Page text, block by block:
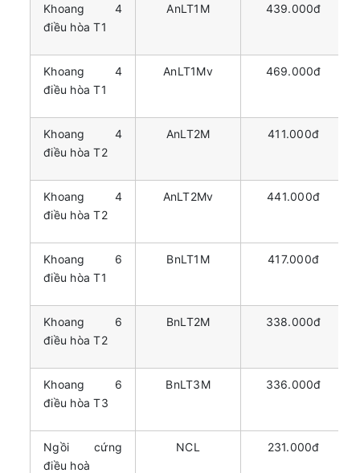
Khoang 4
điều hòa T1
AnLT1M 439.000đ
Khoang 4
điều hòa T1
AnLT1Mv 469.000đ
Khoang 4
điều hòa T2
AnLT2M 411.000đ
Khoang 4
điều hòa T2
AnLT2Mv 441.000đ
Khoang 6
điều hòa T1
BnLT1M 417.000đ
Khoang 6
điều hòa T2
BnLT2M 338.000đ
Khoang 6
điều hòa T3
BnLT3M 336.000đ
Ngồi cứng
điều hoà
NCL 231.000đ